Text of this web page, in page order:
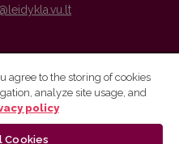
metadata are distributed by
agree to the storing of cookies
analyze site usage, and
policy
Cookies